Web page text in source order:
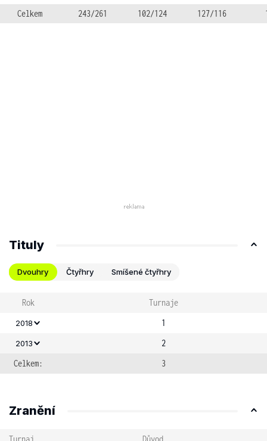
Celkem
243/261 102/124 127/116
Tituly
Dvouhry Čtyřhry Smíšené čtyřhry
Rok Turnaje
2018 1
2013
2
Celkem:
3
Zranění
Turnaj
Důvod